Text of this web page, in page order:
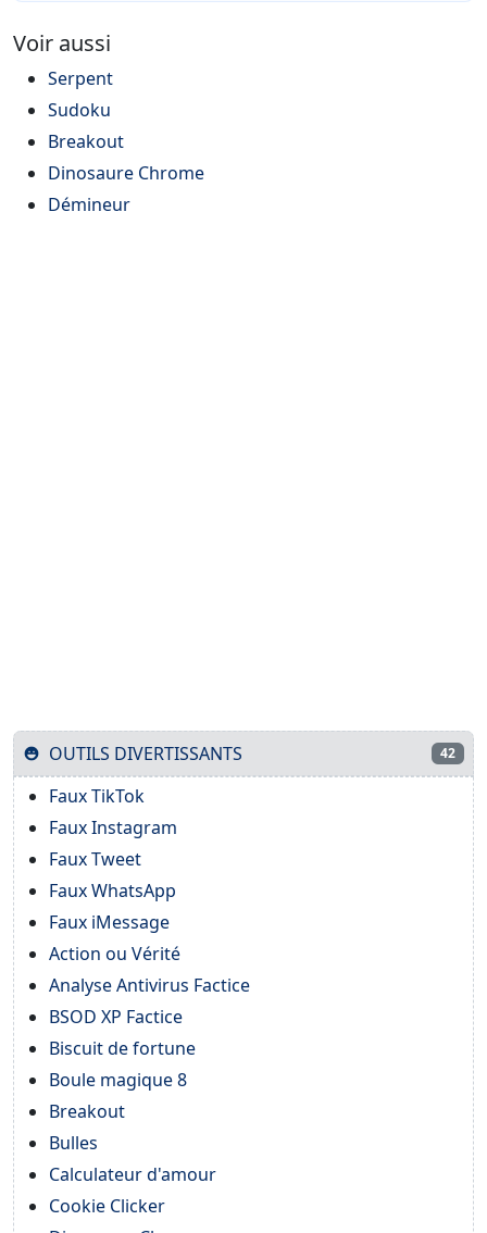
Voir aussi
Serpent
Sudoku
Breakout
Dinosaure Chrome
Démineur
OUTILS DIVERTISSANTS 42
Faux TikTok
Faux Instagram
Faux Tweet
Faux WhatsApp
Faux iMessage
Action ou Vérité
Analyse Antivirus Factice
BSOD XP Factice
Biscuit de fortune
Boule magique 8
Breakout
Bulles
Calculateur d'amour
Cookie Clicker